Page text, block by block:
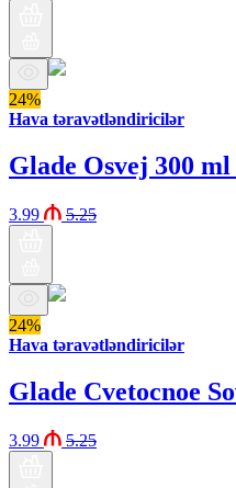
24%
Hava təravətləndiricilər
Glade Osvej 300
3.99 5.25
24%
Hava təravətləndiricilər
Glade Cvetocnoe
3.99 5.25